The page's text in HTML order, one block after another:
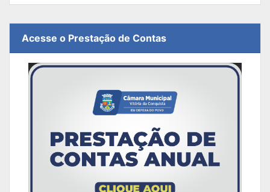
Acesse o Prestação de Contas